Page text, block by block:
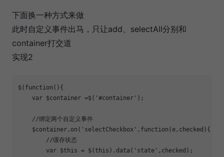
下面换一种方式来做
此时自定义事件出马，只让add、selectAll分别和
container打交道
实现2
$(function(){
    var $container =$('#container');
    //绑定两个自定义事件
    $container.on('selectCheckbox',function(e,checked){
        //缓存状态
        var $this = $(this).data('state',checked);